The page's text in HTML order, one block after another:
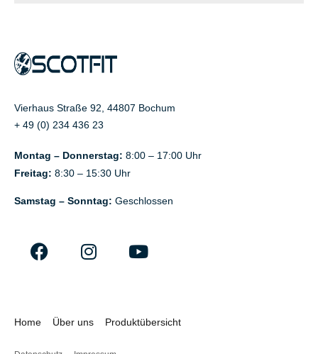
Vierhaus Straße 92, 44807 Bochum
+ 49 (0) 234 436 23
Montag – Donnerstag: 8:00 – 17:00 Uhr
Freitag: 8:30 – 15:30 Uhr
Samstag – Sonntag: Geschlossen
Home Über uns Produktübersicht